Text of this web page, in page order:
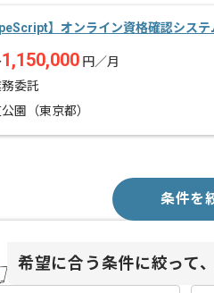
】オンライン資格確認シス
1,150,000 円／月
委託
園（東京都）
条件を
希望に合う条件に絞って